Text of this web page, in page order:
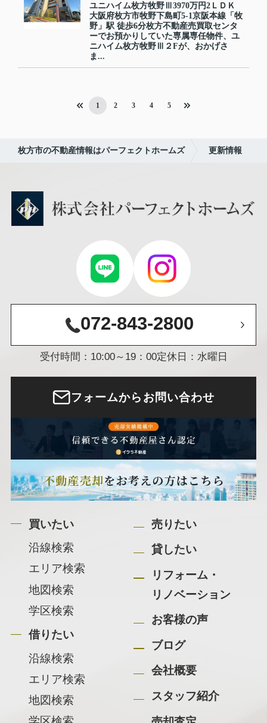
ユニハイム枚方牧野Ⅲ3970万円2ＬＤＫ
大阪府枚方市牧野下島町5-1京阪本線「牧
野」駅 徒歩6分枚方不動産売買取センタ
ーでお預かりしていた専属専任物件、ユ
ニハイム枚方牧野Ⅲ２Fが、おかげさ
ま...
1 2 3 4 5
枚方市の不動産情報はパーフェクトホームズ 更新情報
072-843-2800
受付時間：10:00～19：00定休日：水曜日
フォームからお問い合わせ
買いたい
沿線検索
エリア検索
地図検索
学区検索
借りたい
沿線検索
エリア検索
地図検索
売りたい
貸したい
リフォーム・
リノベーション
お客様の声
ブログ
会社概要
スタッフ紹介